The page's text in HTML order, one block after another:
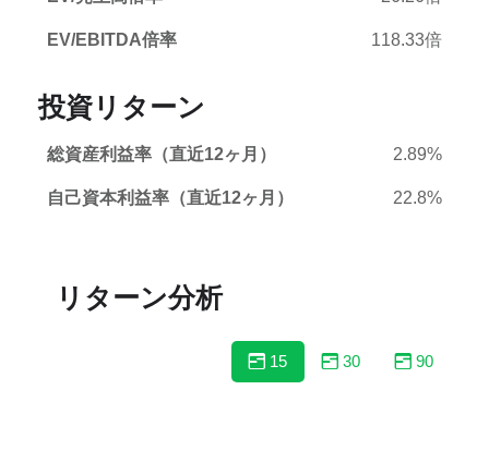
EV/EBITDA倍率 118.33倍
投資リターン
総資産利益率（直近12ヶ月） 2.89%
自己資本利益率（直近12ヶ月） 22.8%
リターン分析
15 30 90